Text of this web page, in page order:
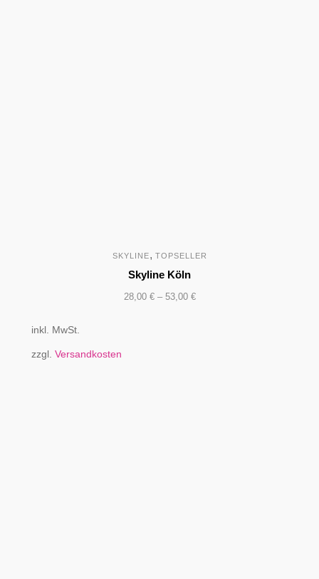
SKYLINE, TOPSELLER
Skyline Köln
28,00 €– 53,00 €
inkl. MwSt.
zzgl. Versandkosten